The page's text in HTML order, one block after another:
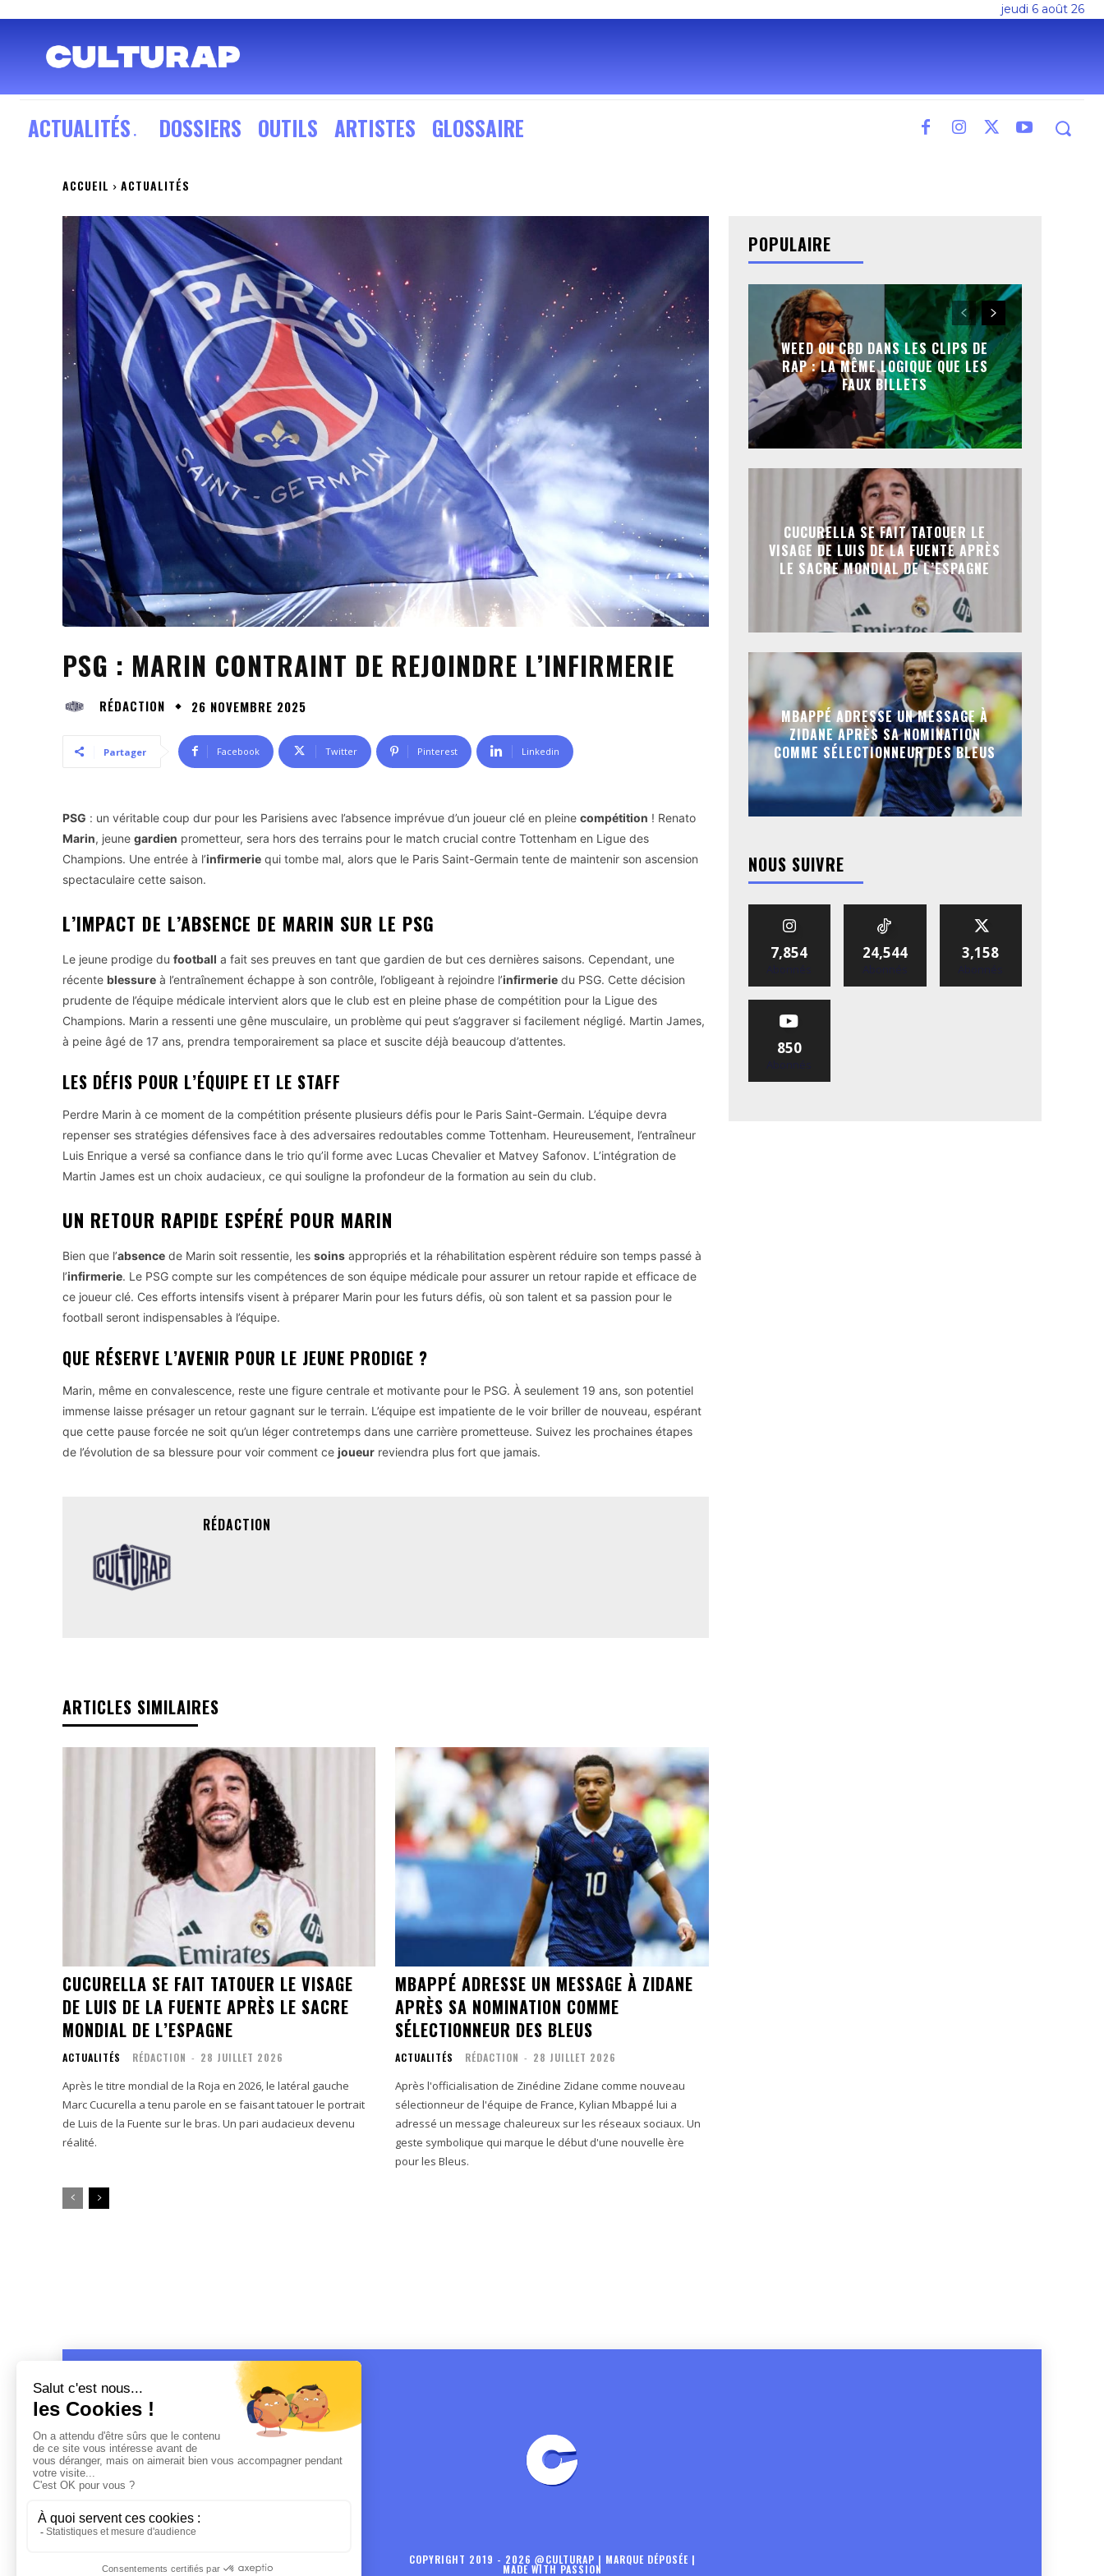
jeudi 6 août 26
ACTUALITÉS DOSSIERS OUTILS ARTISTES GLOSSAIRE
ACCUEIL ACTUALITÉS
PSG : MARIN CONTRAINT DE REJOINDRE L’INFIRMERIE
RÉDACTION 26 NOVEMBRE 2025
Partager Facebook Twitter Pinterest Linkedin
PSG : un véritable coup dur pour les Parisiens avec l’absence imprévue d’un joueur clé en pleine compétition ! Renato
Marin, jeune gardien prometteur, sera hors des terrains pour le match crucial contre Tottenham en Ligue des
Champions. Une entrée à l’infirmerie qui tombe mal, alors que le Paris Saint-Germain tente de maintenir son ascension
spectaculaire cette saison.
L’IMPACT DE L’ABSENCE DE MARIN SUR LE PSG
Le jeune prodige du football a fait ses preuves en tant que gardien de but ces dernières saisons. Cependant, une
récente blessure à l’entraînement échappe à son contrôle, l’obligeant à rejoindre l’infirmerie du PSG. Cette décision
prudente de l’équipe médicale intervient alors que le club est en pleine phase de compétition pour la Ligue des
Champions. Marin a ressenti une gêne musculaire, un problème qui peut s’aggraver si facilement négligé. Martin James,
à peine âgé de 17 ans, prendra temporairement sa place et suscite déjà beaucoup d’attentes.
LES DÉFIS POUR L’ÉQUIPE ET LE STAFF
Perdre Marin à ce moment de la compétition présente plusieurs défis pour le Paris Saint-Germain. L’équipe devra
repenser ses stratégies défensives face à des adversaires redoutables comme Tottenham. Heureusement, l’entraîneur
Luis Enrique a versé sa confiance dans le trio qu’il forme avec Lucas Chevalier et Matvey Safonov. L’intégration de
Martin James est un choix audacieux, ce qui souligne la profondeur de la formation au sein du club.
UN RETOUR RAPIDE ESPÉRÉ POUR MARIN
Bien que l’absence de Marin soit ressentie, les soins appropriés et la réhabilitation espèrent réduire son temps passé à
l’infirmerie. Le PSG compte sur les compétences de son équipe médicale pour assurer un retour rapide et efficace de
ce joueur clé. Ces efforts intensifs visent à préparer Marin pour les futurs défis, où son talent et sa passion pour le
football seront indispensables à l’équipe.
QUE RÉSERVE L’AVENIR POUR LE JEUNE PRODIGE ?
Marin, même en convalescence, reste une figure centrale et motivante pour le PSG. À seulement 19 ans, son potentiel
immense laisse présager un retour gagnant sur le terrain. L’équipe est impatiente de le voir briller de nouveau, espérant
que cette pause forcée ne soit qu’un léger contretemps dans une carrière prometteuse. Suivez les prochaines étapes
de l’évolution de sa blessure pour voir comment ce joueur reviendra plus fort que jamais.
RÉDACTION
ARTICLES SIMILAIRES
CUCURELLA SE FAIT TATOUER LE VISAGE
DE LUIS DE LA FUENTE APRÈS LE SACRE
MONDIAL DE L’ESPAGNE
ACTUALITÉS RÉDACTION - 28 JUILLET 2026
Après le titre mondial de la Roja en 2026, le latéral gauche
Marc Cucurella a tenu parole en se faisant tatouer le portrait
de Luis de la Fuente sur le bras. Un pari audacieux devenu
réalité.
MBAPPÉ ADRESSE UN MESSAGE À ZIDANE
APRÈS SA NOMINATION COMME
SÉLECTIONNEUR DES BLEUS
ACTUALITÉS RÉDACTION - 28 JUILLET 2026
Après l'officialisation de Zinédine Zidane comme nouveau
sélectionneur de l'équipe de France, Kylian Mbappé lui a
adressé un message chaleureux sur les réseaux sociaux. Un
geste symbolique qui marque le début d'une nouvelle ère
pour les Bleus.
POPULAIRE
WEED OU CBD DANS LES CLIPS DE
RAP : LA MÊME LOGIQUE QUE LES
FAUX BILLETS
CUCURELLA SE FAIT TATOUER LE
VISAGE DE LUIS DE LA FUENTE APRÈS
LE SACRE MONDIAL DE L’ESPAGNE
MBAPPÉ ADRESSE UN MESSAGE À
ZIDANE APRÈS SA NOMINATION
COMME SÉLECTIONNEUR DES BLEUS
NOUS SUIVRE
7,854
Abonnés
24,544
Abonnés
3,158
Abonnés
850
Abonnés
COPYRIGHT 2019 - 2026 @CULTURAP | MARQUE DÉPOSÉE |
MADE WITH PASSION